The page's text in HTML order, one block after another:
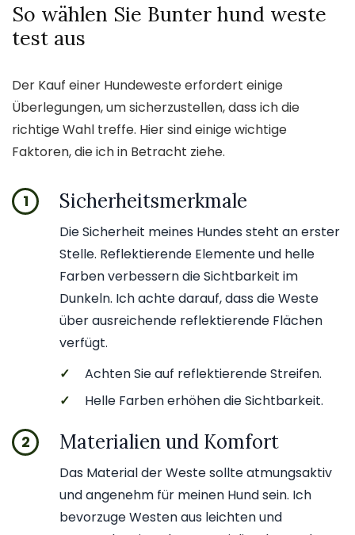
So wählen Sie Bunter hund weste
test aus
Der Kauf einer Hundeweste erfordert einige
Überlegungen, um sicherzustellen, dass ich die
richtige Wahl treffe. Hier sind einige wichtige
Faktoren, die ich in Betracht ziehe.
1 Sicherheitsmerkmale
Die Sicherheit meines Hundes steht an erster
Stelle. Reflektierende Elemente und helle
Farben verbessern die Sichtbarkeit im
Dunkeln. Ich achte darauf, dass die Weste
über ausreichende reflektierende Flächen
verfügt.
✓
Achten Sie auf reflektierende Streifen.
✓
Helle Farben erhöhen die Sichtbarkeit.
2 Materialien und Komfort
Das Material der Weste sollte atmungsaktiv
und angenehm für meinen Hund sein. Ich
bevorzuge Westen aus leichten und